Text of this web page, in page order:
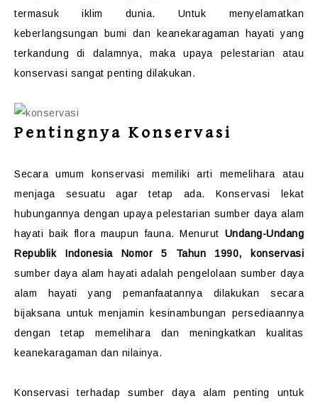
termasuk iklim dunia. Untuk menyelamatkan
keberlangsungan bumi dan keanekaragaman hayati yang
terkandung di dalamnya, maka upaya pelestarian atau
konservasi sangat penting dilakukan.
Pentingnya Konservasi
Secara umum konservasi memiliki arti memelihara atau
menjaga sesuatu agar tetap ada. Konservasi lekat
hubungannya dengan upaya pelestarian sumber daya alam
hayati baik flora maupun fauna. Menurut Undang-Undang
Republik Indonesia Nomor 5 Tahun 1990, konservasi
sumber daya alam hayati adalah pengelolaan sumber daya
alam hayati yang pemanfaatannya dilakukan secara
bijaksana untuk menjamin kesinambungan persediaannya
dengan tetap memelihara dan meningkatkan kualitas
keanekaragaman dan nilainya.
Konservasi terhadap sumber daya alam penting untuk